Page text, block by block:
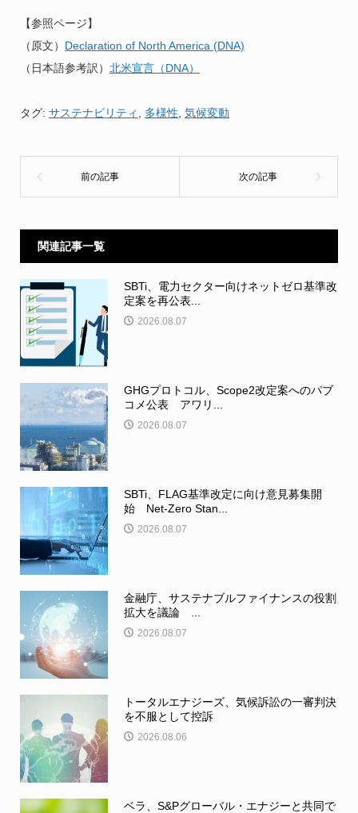
【参照ページ】
（原文） Declaration of North America (DNA)
（日本語参考訳） 北米宣言（DNA）
タグ: サステナビリティ 多様性 気候変動
関連記事一覧
SBTi、電力セクター向けネットゼロ基準改
定案を再公表...
2026.08.07
GHGプロトコル、Scope2改定案へのパブ
コメ公表 アワリ...
2026.08.07
SBTi、FLAG基準改定に向け意見募集開
始 Net-Zero Stan...
2026.08.07
金融庁、サステナブルファイナンスの役割
拡大を議論 ...
2026.08.07
トータルエナジーズ、気候訴訟の一審判決
を不服として控訴
2026.08.06
ベラ、S&Pグローバル・エナジーと共同で